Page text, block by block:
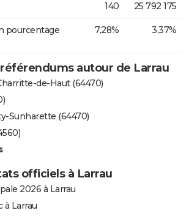
140 25 792 175
pourcentage
7,28% 3,37%
autour de Larrau
de-Haut (64470)
Sunharette (64470)
officiels à Larrau
2026 à Larrau
à Larrau